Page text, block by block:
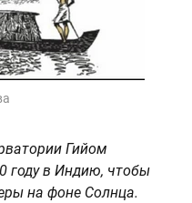
Гийом
году в Индию, чтобы
на фоне Солнца.